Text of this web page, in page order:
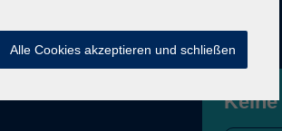
Alle Cookies akzeptieren und schließen